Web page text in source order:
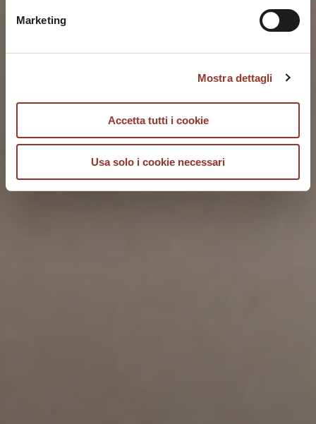
Marketing
Mostra dettagli
Accetta tutti i cookie
Usa solo i cookie necessari